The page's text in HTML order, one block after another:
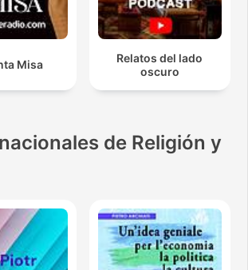
Misa
Relatos del lado
oscuro
de Religión y